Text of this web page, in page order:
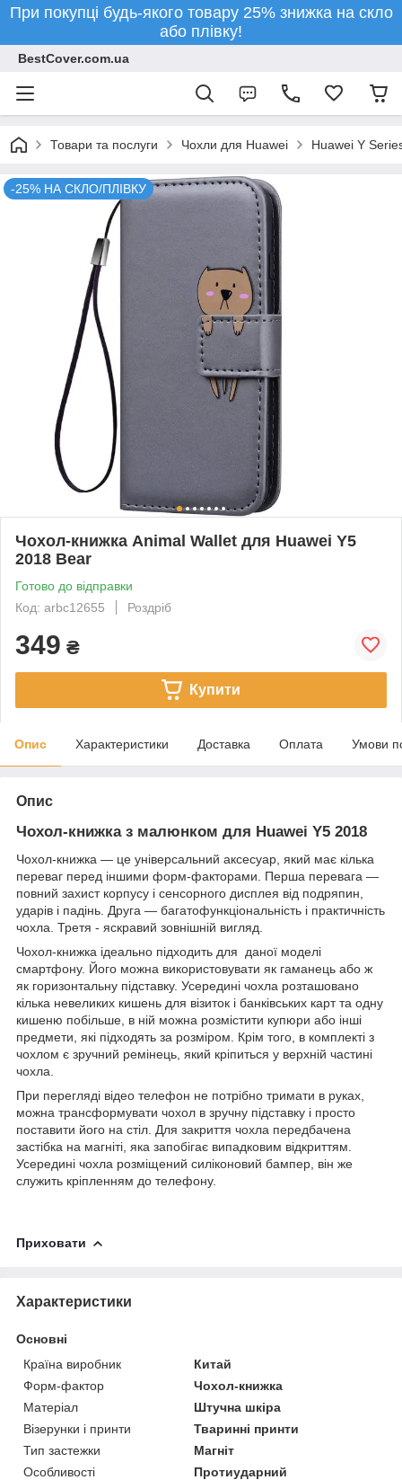
При покупці будь-якого товару 25% знижка на скло
або плівку!
BestCover.com.ua
Товари та послуги Чохли для Huawei Huawei Y
-25% НА СКЛО/ПЛІВКУ
Чохол-книжка Animal Wallet для Huawei Y5
2018 Bear
Готово до відправки
Код: arbc12655
Роздріб
349 ₴
Купити
Опис Характеристики Доставка Оплата Умови
Опис
Чохол-книжка з малюнком для Huawei Y5 2018
Чохол-книжка ― це універсальний аксесуар, який має кілька
переваг перед іншими форм-факторами. Перша перевага ―
повний захист корпусу і сенсорного дисплея від подряпин,
ударів і падінь. Друга ― багатофункціональність і практичність
чохла. Третя - яскравий зовнішній вигляд.
Чохол-книжка ідеально підходить для даної моделі
смартфону. Його можна використовувати як гаманець або ж
як горизонтальну підставку. Усередині чохла розташовано
кілька невеликих кишень для візиток і банківських карт та одну
кишеню побільше, в ній можна розмістити купюри або інші
предмети, які підходять за розміром. Крім того, в комплекті з
чохлом є зручний ремінець, який кріпиться у верхній частині
чохла.
При перегляді відео телефон не потрібно тримати в руках,
можна трансформувати чохол в зручну підставку і просто
поставити його на стіл. Для закриття чохла передбачена
застібка на магніті, яка запобігає випадковим відкриттям.
Усередині чохла розміщений силіконовий бампер, він же
служить кріпленням до телефону.
Приховати
Характеристики
Основні
Країна виробник
Китай
Форм-фактор
Чохол-книжка
Матеріал
Штучна шкіра
Візерунки і принти
Тваринні принти
Тип застежки
Магніт
Особливості
Протиударний